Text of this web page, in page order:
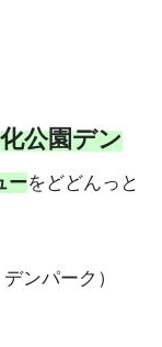
公園デン
ーをどどんっと
ンパーク）